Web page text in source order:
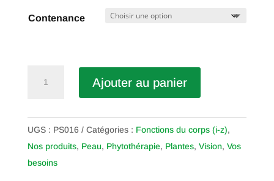
Contenance
Ajouter au panier
UGS : PS016 Catégories : Fonctions du corps (i-z),
Nos produits, Peau, Phytothérapie, Plantes, Vision, Vos
besoins